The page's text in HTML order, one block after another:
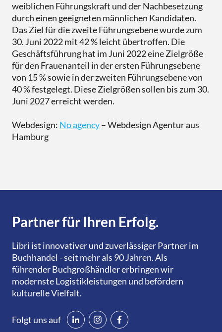
weiblichen Führungskraft und der Nachbesetzung
durch einen geeigneten männlichen Kandidaten.
Das Ziel für die zweite Führungsebene wurde zum
30. Juni 2022 mit 42 % leicht übertroffen. Die
Geschäftsführung hat im Juni 2022 eine Zielgröße
für den Frauenanteil in der ersten Führungsebene
von 15 % sowie in der zweiten Führungsebene von
40 % festgelegt. Diese Zielgrößen sollen bis zum 30.
Juni 2027 erreicht werden.
Webdesign: No agency– Webdesign Agentur aus
Hamburg
Partner für Ihren Erfolg.
Libri ist innovativer und zuverlässiger Partner im
Buchhandel - seit mehr als 90 Jahren. Als
führender Buchgroßhändler erbringen wir
modernste Logistikleistungen und befördern
kulturelle Vielfalt.
Folgt uns auf